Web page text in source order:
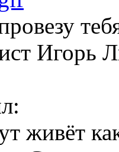
Игорь
живёт